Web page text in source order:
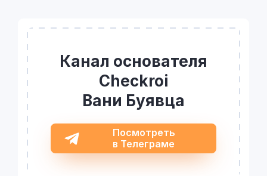
Канал основателя
Checkroi
Вани Буявца
Посмотреть
в Телеграме